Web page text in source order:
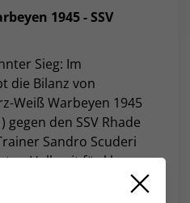
1945 - SSV
Sieg: Im
die Bilanz von
Weiß Warbeyen 1945
gegen den SSV Rhade
Sandro Scuderi
Halbzeit für klare
den Vorsprung an der